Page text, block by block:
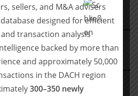
sellers, and M&A advisers
designed for efficient
transaction analysis
backed by more than
and approximately 50,000
in the DACH region
300–350 newly